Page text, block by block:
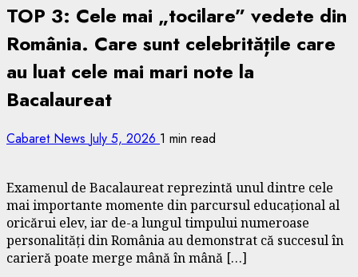
TOP 3: Cele mai „tocilare” vedete din
România. Care sunt celebritățile care
au luat cele mai mari note la
Bacalaureat
Cabaret News July 5, 2026 1 min read
Examenul de Bacalaureat reprezintă unul dintre cele
mai importante momente din parcursul educațional al
oricărui elev, iar de-a lungul timpului numeroase
personalități din România au demonstrat că succesul în
carieră poate merge mână în mână […]